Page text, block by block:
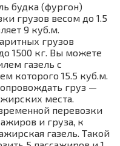
будка (фургон)
грузов весом до 1.5
9 куб.м.
грузов
1500 кг. Вы можете
газель с
которого 15.5 куб.м.
груз —
места.
перевозки
и груза, к
газель. Такой